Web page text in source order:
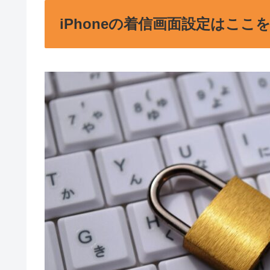
iPhoneの着信画面設定はここ